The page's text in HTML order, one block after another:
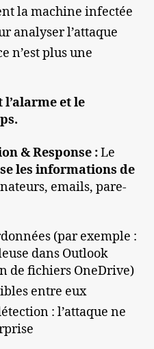
la machine infectée
analyser l’attaque
n’est plus une
l’alarme et le
& Response :Le
les informations de
emails, pare-
(par exemple :
dans Outlook
de fichiers OneDrive)
entre eux
: l’attaque ne